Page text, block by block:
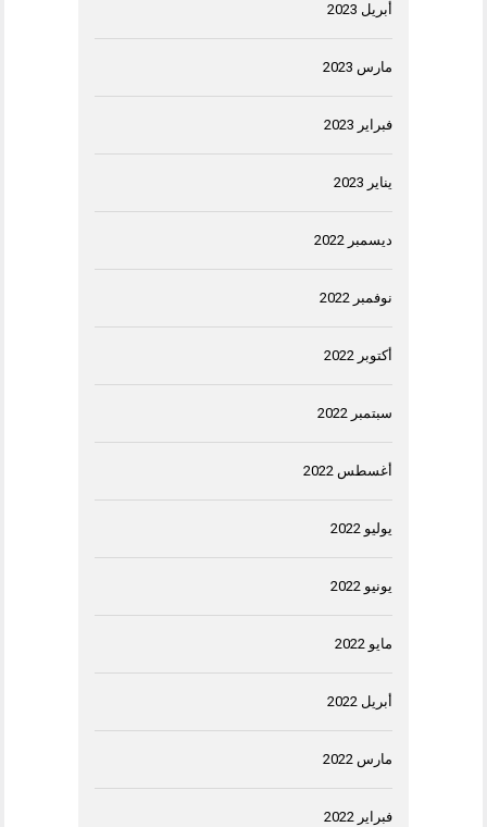
أبريل 2023
مارس 2023
فبراير 2023
يناير 2023
ديسمبر 2022
نوفمبر 2022
أكتوبر 2022
سبتمبر 2022
أغسطس 2022
يوليو 2022
يونيو 2022
مايو 2022
أبريل 2022
مارس 2022
فبراير 2022